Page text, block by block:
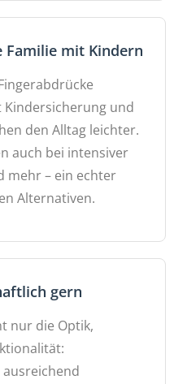
Familie mit Kindern
Kindersicherung und
den Alltag leichter.
auch bei intensiver
mehr – ein echter
Alternativen.
gern
nur die Optik,